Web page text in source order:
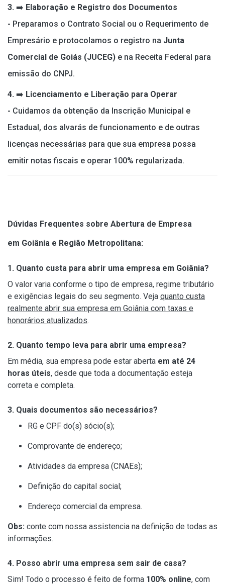
3. ➡️ Elaboração e Registro dos Documentos
- Preparamos o Contrato Social ou o Requerimento de
Empresário e protocolamos o registro na Junta
Comercial de Goiás (JUCEG) e na Receita Federal para
emissão do CNPJ.
4. ➡️ Licenciamento e Liberação para Operar
- Cuidamos da obtenção da Inscrição Municipal e
Estadual, dos alvarás de funcionamento e de outras
licenças necessárias para que sua empresa possa
emitir notas fiscais e operar 100% regularizada.
Dúvidas Frequentes sobre Abertura de Empresa
em Goiânia e Região Metropolitana:
1. Quanto custa para abrir uma empresa em Goiânia?
O valor varia conforme o tipo de empresa, regime tributário
e exigências legais do seu segmento. Veja quanto custa
realmente abrir sua empresa em Goiânia com taxas e
honorários atualizados.
2. Quanto tempo leva para abrir uma empresa?
Em média, sua empresa pode estar aberta em até 24
horas úteis, desde que toda a documentação esteja
correta e completa.
3. Quais documentos são necessários?
RG e CPF do(s) sócio(s);
Comprovante de endereço;
Atividades da empresa (CNAEs);
Definição do capital social;
Endereço comercial da empresa.
Obs: conte com nossa assistencia na definição de todas as
informações.
4. Posso abrir uma empresa sem sair de casa?
Sim! Todo o processo é feito de forma 100% online, com